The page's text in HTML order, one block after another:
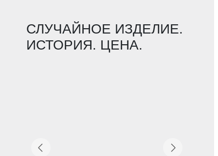
СЛУЧАЙНОЕ ИЗДЕЛИЕ.
ИСТОРИЯ. ЦЕНА.